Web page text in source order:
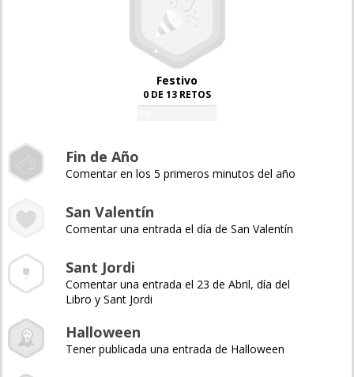
Festivo
0 DE 13 RETOS
Fin de Año
Comentar en los 5 primeros minutos del año
San Valentín
Comentar una entrada el día de San Valentín
Sant Jordi
Comentar una entrada el 23 de Abril, día del
Libro y Sant Jordi
Halloween
Tener publicada una entrada de Halloween